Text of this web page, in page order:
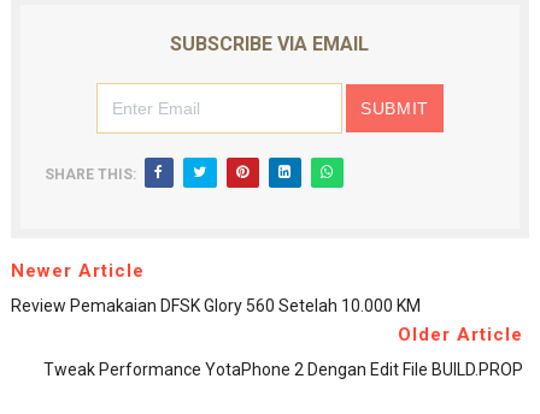
SUBSCRIBE VIA EMAIL
SHARE THIS:
Newer Article
Review Pemakaian DFSK Glory 560 Setelah 10.000 KM
Older Article
Tweak Performance YotaPhone 2 Dengan Edit File BUILD.PROP